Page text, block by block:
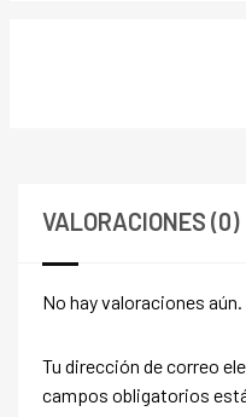
VALORACIONES (0)
No hay valoraciones aún.
Tu dirección de correo
campos obligatorios